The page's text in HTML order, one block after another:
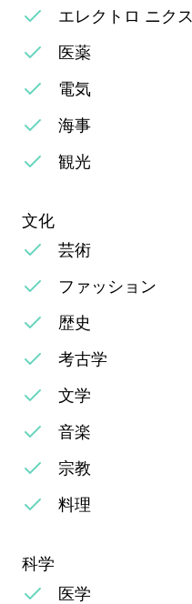
エレクトロ ニクス
医薬
電気
海事
観光
文化
芸術
ファッション
歴史
考古学
文学
音楽
宗教
料理
科学
医学